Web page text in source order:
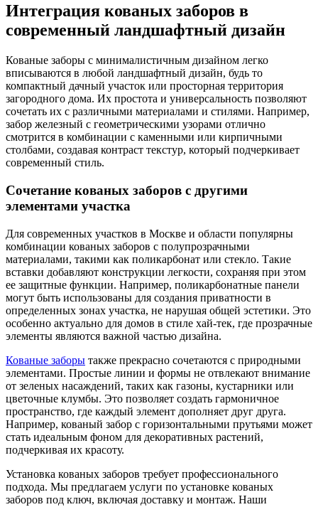
Интеграция кованых заборов в
современный ландшафтный дизайн
Кованые заборы с минималистичным дизайном легко
вписываются в любой ландшафтный дизайн, будь то
компактный дачный участок или просторная территория
загородного дома. Их простота и универсальность позволяют
сочетать их с различными материалами и стилями. Например,
забор железный с геометрическими узорами отлично
смотрится в комбинации с каменными или кирпичными
столбами, создавая контраст текстур, который подчеркивает
современный стиль.
Сочетание кованых заборов с другими
элементами участка
Для современных участков в Москве и области популярны
комбинации кованых заборов с полупрозрачными
материалами, такими как поликарбонат или стекло. Такие
вставки добавляют конструкции легкости, сохраняя при этом
ее защитные функции. Например, поликарбонатные панели
могут быть использованы для создания приватности в
определенных зонах участка, не нарушая общей эстетики. Это
особенно актуально для домов в стиле хай-тек, где прозрачные
элементы являются важной частью дизайна.
Кованые заборы также прекрасно сочетаются с природными
элементами. Простые линии и формы не отвлекают внимание
от зеленых насаждений, таких как газоны, кустарники или
цветочные клумбы. Это позволяет создать гармоничное
пространство, где каждый элемент дополняет друг друга.
Например, кованый забор с горизонтальными прутьями может
стать идеальным фоном для декоративных растений,
подчеркивая их красоту.
Установка кованых заборов требует профессионального
подхода. Мы предлагаем услуги по установке кованых
заборов под ключ, включая доставку и монтаж. Наши